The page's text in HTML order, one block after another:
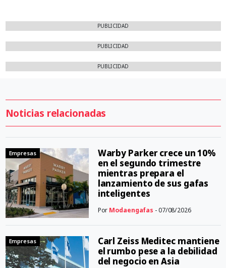
PUBLICIDAD
PUBLICIDAD
PUBLICIDAD
Noticias relacionadas
Empresas
Warby Parker crece un 10%
en el segundo trimestre
mientras prepara el
lanzamiento de sus gafas
inteligentes
Por Modaengafas - 07/08/2026
Empresas
Carl Zeiss Meditec mantiene
el rumbo pese a la debilidad
del negocio en Asia